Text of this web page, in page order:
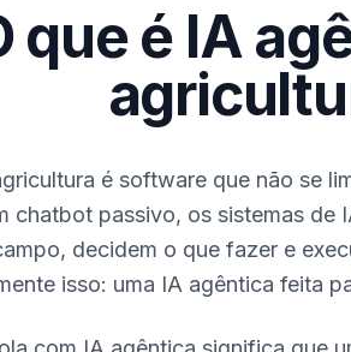
que é IA
é software que não se
chatbot passivo, os sistemas de
decidem o que fazer e
isso: uma IA agêntica feita